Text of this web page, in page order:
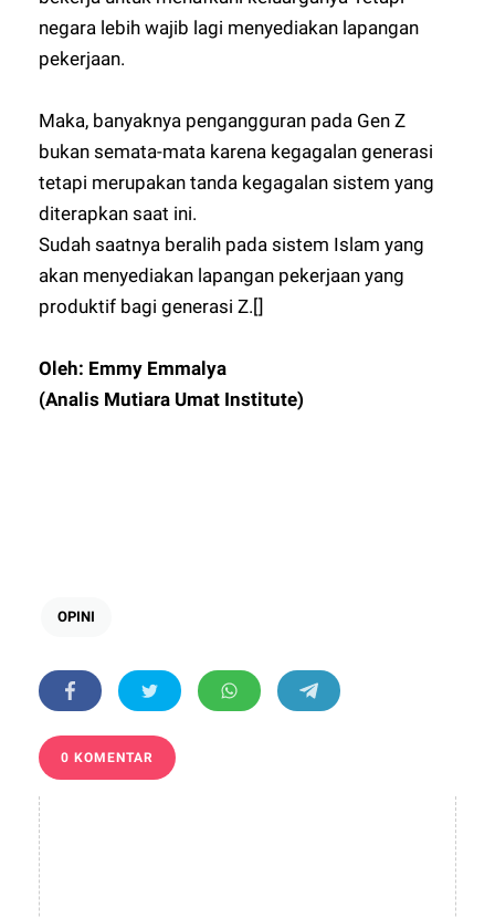
negara lebih wajib lagi menyediakan lapangan
pekerjaan.
Maka, banyaknya pengangguran pada Gen Z
bukan semata-mata karena kegagalan generasi
tetapi merupakan tanda kegagalan sistem yang
diterapkan saat ini.
Sudah saatnya beralih pada sistem Islam yang
akan menyediakan lapangan pekerjaan yang
produktif bagi generasi Z.[]
Oleh: Emmy Emmalya
(Analis Mutiara Umat Institute)
OPINI
0 KOMENTAR